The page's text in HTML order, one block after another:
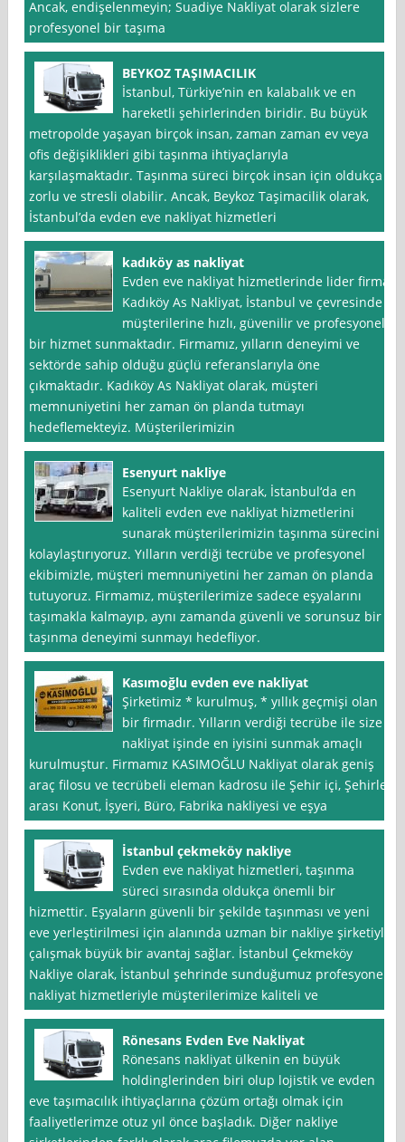
Ancak, endişelenmeyin; Suadiye Nakliyat olarak sizlere
profesyonel bir taşıma
BEYKOZ TAŞIMACILIK
İstanbul, Türkiye’nin en kalabalık ve en
hareketli şehirlerinden biridir. Bu büyük
metropolde yaşayan birçok insan, zaman zaman ev veya
ofis değişiklikleri gibi taşınma ihtiyaçlarıyla
karşılaşmaktadır. Taşınma süreci birçok insan için oldukça
zorlu ve stresli olabilir. Ancak, Beykoz Taşimacilik olarak,
İstanbul’da evden eve nakliyat hizmetleri
kadıköy as nakliyat
Evden eve nakliyat hizmetlerinde lider firma
Kadıköy As Nakliyat, İstanbul ve çevresinde
müşterilerine hızlı, güvenilir ve profesyonel
bir hizmet sunmaktadır. Firmamız, yılların deneyimi ve
sektörde sahip olduğu güçlü referanslarıyla öne
çıkmaktadır. Kadıköy As Nakliyat olarak, müşteri
memnuniyetini her zaman ön planda tutmayı
hedeflemekteyiz. Müşterilerimizin
Esenyurt nakliye
Esenyurt Nakliye olarak, İstanbul‘da en
kaliteli evden eve nakliyat hizmetlerini
sunarak müşterilerimizin taşınma sürecini
kolaylaştırıyoruz. Yılların verdiği tecrübe ve profesyonel
ekibimizle, müşteri memnuniyetini her zaman ön planda
tutuyoruz. Firmamız, müşterilerimize sadece eşyalarını
taşımakla kalmayıp, aynı zamanda güvenli ve sorunsuz bir
taşınma deneyimi sunmayı hedefliyor.
Kasımoğlu evden eve nakliyat
Şirketimiz * kurulmuş, * yıllık geçmişi olan
bir firmadır. Yılların verdiği tecrübe ile size
nakliyat işinde en iyisini sunmak amaçlı
kurulmuştur. Firmamız KASIMOĞLU Nakliyat olarak geniş
araç filosu ve tecrübeli eleman kadrosu ile Şehir içi, Şehirler
arası Konut, İşyeri, Büro, Fabrika nakliyesi ve eşya
İstanbul çekmeköy nakliye
Evden eve nakliyat hizmetleri, taşınma
süreci sırasında oldukça önemli bir
hizmettir. Eşyaların güvenli bir şekilde taşınması ve yeni
eve yerleştirilmesi için alanında uzman bir nakliye şirketiyle
çalışmak büyük bir avantaj sağlar. İstanbul Çekmeköy
Nakliye olarak, İstanbul şehrinde sunduğumuz profesyonel
nakliyat hizmetleriyle müşterilerimize kaliteli ve
Rönesans Evden Eve Nakliyat
Rönesans nakliyat ülkenin en büyük
holdinglerinden biri olup lojistik ve evden
eve taşımacılık ihtiyaçlarına çözüm ortağı olmak için
faaliyetlerimze otuz yıl önce başladık. Diğer nakliye